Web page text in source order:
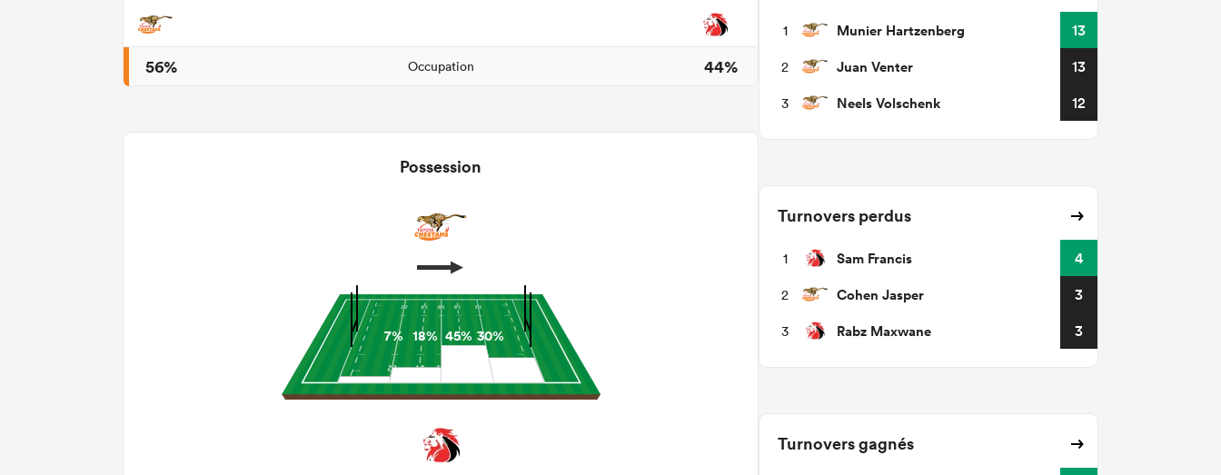
1 Munier Hartzenberg 13
2 Juan Venter 13
3 Neels Volschenk 12
Turnovers perdus
1 Sam Francis 4
2 Cohen Jasper 3
3 Rabz Maxwane 3
Turnovers gagnés
56% Occupation 44%
Possession
7% 18% 45% 30%